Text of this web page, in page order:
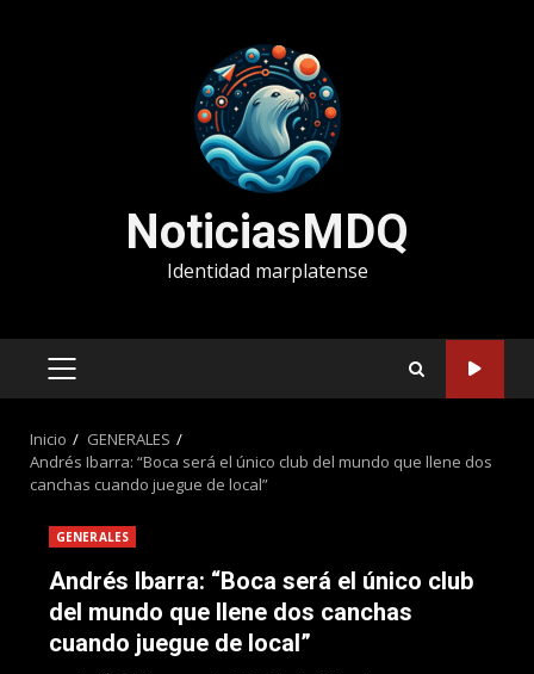
NoticiasMDQ
Identidad marplatense
MENÚ
Inicio
GENERALES
Andrés Ibarra: “Boca será el único club del mundo que llene dos
canchas cuando juegue de local”
GENERALES
Andrés Ibarra: “Boca será el único club
del mundo que llene dos canchas
cuando juegue de local”